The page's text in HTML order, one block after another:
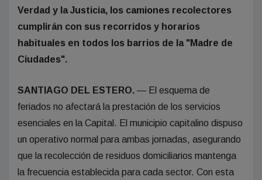
Verdad y la Justicia, los camiones recolectores
cumplirán con sus recorridos y horarios
habituales en todos los barrios de la "Madre de
Ciudades".
SANTIAGO DEL ESTERO. — El esquema de
feriados no afectará la prestación de los servicios
esenciales en la Capital. El municipio capitalino dispuso
un operativo normal para ambas jornadas, asegurando
que la recolección de residuos domiciliarios mantenga
la frecuencia establecida para cada sector. Con esta